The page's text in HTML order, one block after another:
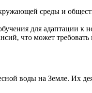
среды и
для адаптации к
что может требовать
воды на Земле. Их